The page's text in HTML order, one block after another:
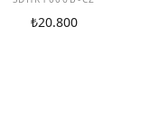
₺20.800